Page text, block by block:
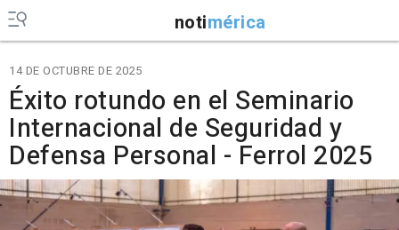
notimérica
14 DE OCTUBRE DE 2025
Éxito rotundo en el Seminario
Internacional de Seguridad y
Defensa Personal - Ferrol 2025